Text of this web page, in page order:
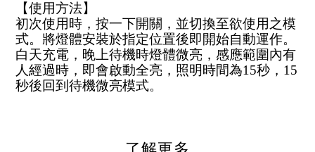
【使用方法】
初次使用時，按一下開關，並切換至欲使用之模
式。將燈體安裝於指定位置後即開始自動運作。
白天充電，晚上待機時燈體微亮，感應範圍內有
人經過時，即會啟動全亮，照明時間為15秒，15
秒後回到待機微亮模式。
了解更多